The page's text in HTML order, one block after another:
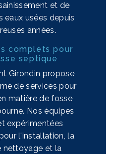
et de
eaux usées depuis
années.
complets pour
septique
Girondin propose
de services pour
matière de fosse
Nos équipes
expérimentées
l'installation, la
nettoyage et la